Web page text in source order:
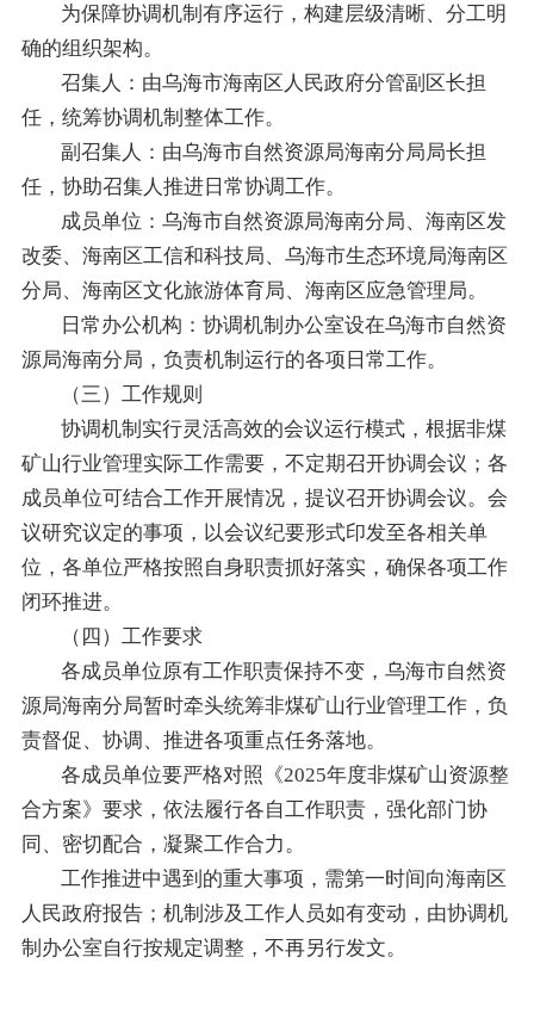
为保障协调机制有序运行，构建层级清晰、分工明
确的组织架构。
召集人：由乌海市海南区人民政府分管副区长担
任，统筹协调机制整体工作。
副召集人：由乌海市自然资源局海南分局局长担
任，协助召集人推进日常协调工作。
成员单位：乌海市自然资源局海南分局、海南区发
改委、海南区工信和科技局、乌海市生态环境局海南区
分局、海南区文化旅游体育局、 海南区应急管理局。
日常办公机构：协调机制办公室设在乌海市自然资
源局海南分局，负责机制运行的各项日常工作。
（三）工作规则
协调机制实行灵活高效的会议运行模式，根据非煤
矿山行业管理实际工作需要，不定期召开协调会议；各
成员单位可结合工作开展情况，提议召开协调会议。会
议研究议定的事项，以会议纪要形式印发至各相关单
位，各单位严格按照自身职责抓好落实，确保各项工作
闭环推进。
（四）工作要求
各成员单位原有工作职责保持不变，乌海市自然资
源局海南分局暂时牵头统筹非煤矿山行业管理工作，负
责督促、协调、推进各项重点任务落地。
各成员单位要严格对照《2025年度非煤矿山资源整
合方案》要求，依法履行各自工作职责，强化部门协
同、密切配合，凝聚工作合力。
工作推进中遇到的重大事项，需第一时间向海南区
人民政府报告；机制涉及工作人员如有变动，由协调机
制办公室自行按规定调整，不再另行发文。